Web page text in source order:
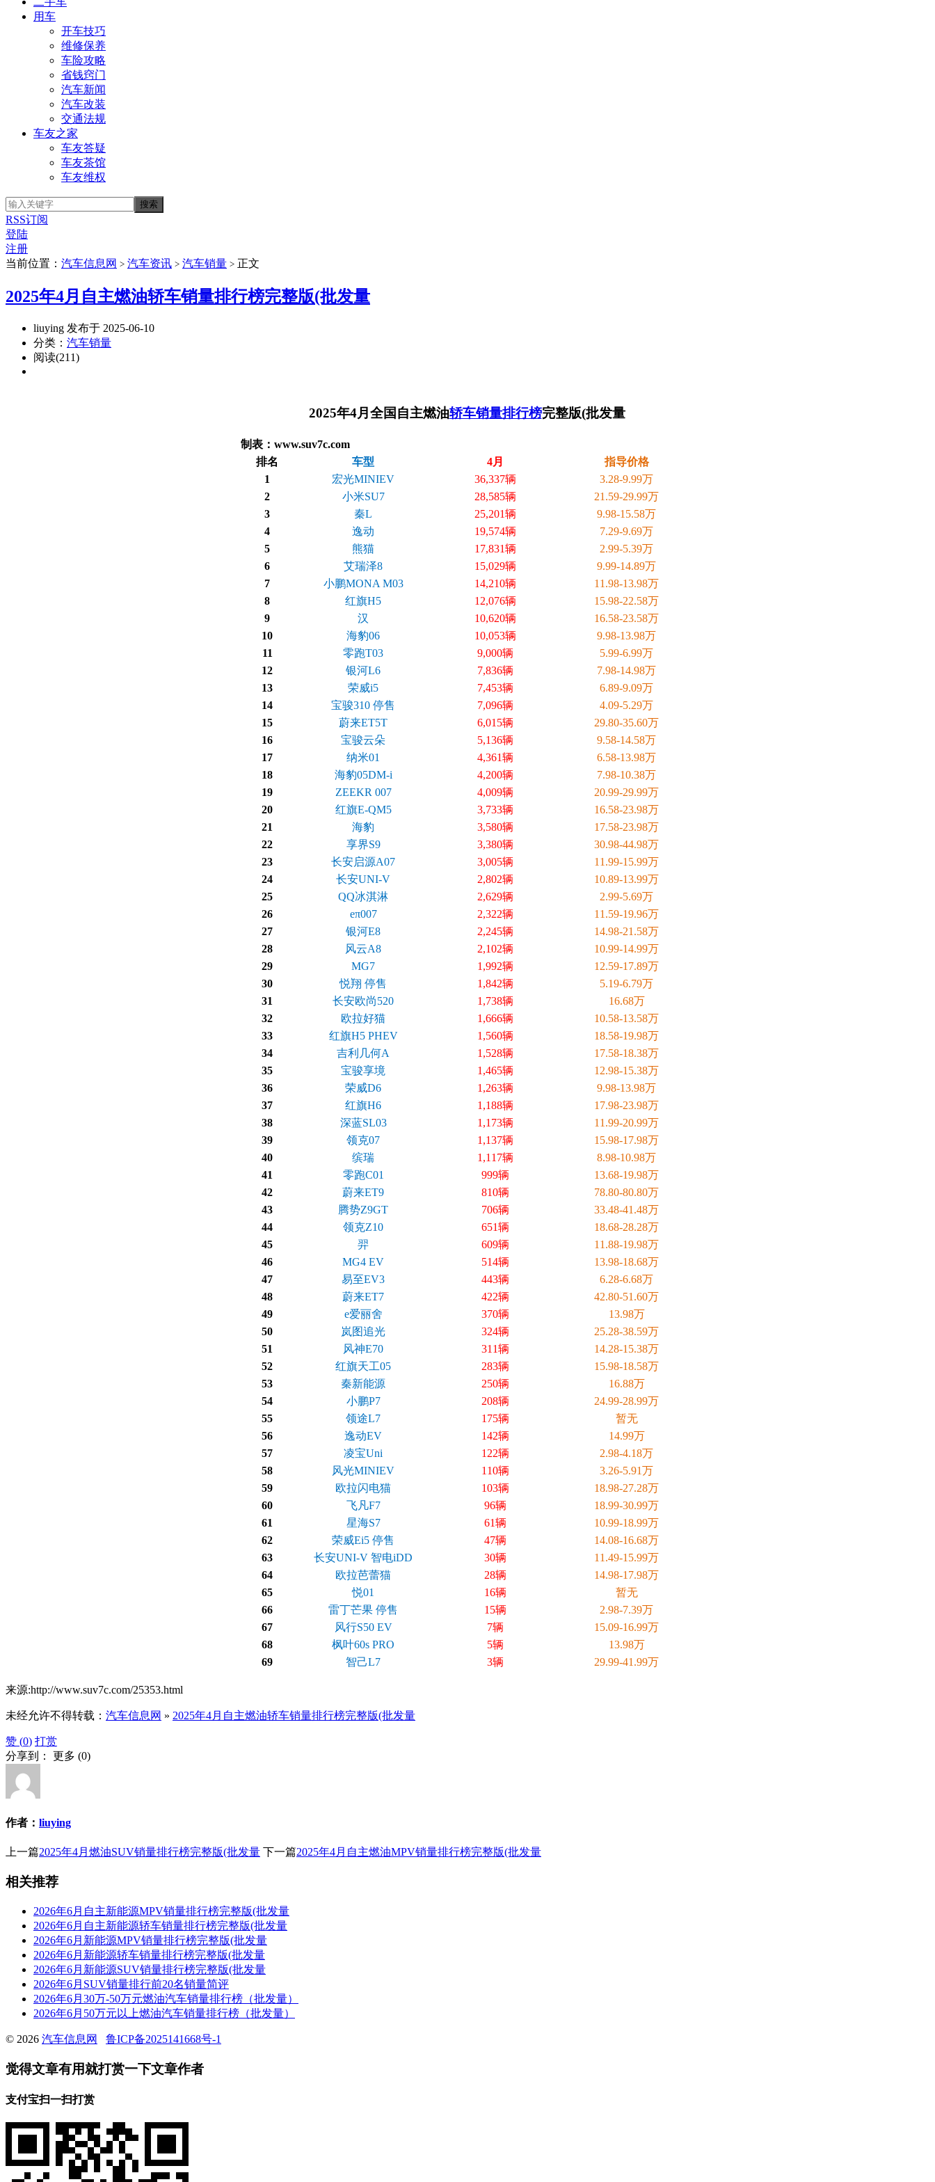
用车
开车技巧
维修保养
车险攻略
省钱窍门
汽车新闻
汽车改装
交通法规
车友之家
车友答疑
车友茶馆
车友维权
RSS订阅
登陆
注册
当前位置： 汽车信息网 > 汽车资讯 > 汽车销量 > 正文
2025年4月自主燃油轿车销量排行榜完整版(批发量
liuying 发布于 2025-06-10
分类： 汽车销量
阅读(211)
2025年4月全国自主燃油轿车销量排行榜完整版(批发量
制表：www.suv7c.com
排名
车型 4月
指导价格
1
宏光MINIEV 36,337辆
3.28-9.99万
2
小米SU7 28,585辆
21.59-29.99万
3
秦L 25,201辆
9.98-15.58万
4
逸动 19,574辆
7.29-9.69万
5
熊猫 17,831辆
2.99-5.39万
6
艾瑞泽8 15,029辆
9.99-14.89万
7
小鹏MONA M03 14,210辆
11.98-13.98万
8
红旗H5 12,076辆
15.98-22.58万
9
汉 10,620辆
16.58-23.58万
10
海豹06 10,053辆
9.98-13.98万
11
零跑T03 9,000辆
5.99-6.99万
12
银河L6 7,836辆
7.98-14.98万
13
荣威i5 7,453辆
6.89-9.09万
14
宝骏310 停售 7,096辆
4.09-5.29万
15
蔚来ET5T 6,015辆
29.80-35.60万
16
宝骏云朵 5,136辆
9.58-14.58万
17
纳米01 4,361辆
6.58-13.98万
18
海豹05DM-i 4,200辆
7.98-10.38万
19
ZEEKR 007 4,009辆
20.99-29.99万
20
红旗E-QM5 3,733辆
16.58-23.98万
21
海豹 3,580辆
17.58-23.98万
22
享界S9 3,380辆
30.98-44.98万
23
长安启源A07 3,005辆
11.99-15.99万
24
长安UNI-V 2,802辆
10.89-13.99万
25
QQ冰淇淋 2,629辆
2.99-5.69万
26
eπ007 2,322辆
11.59-19.96万
27
银河E8 2,245辆
14.98-21.58万
28
风云A8 2,102辆
10.99-14.99万
29
MG7 1,992辆
12.59-17.89万
30
悦翔 停售 1,842辆
5.19-6.79万
31
长安欧尚520 1,738辆
16.68万
32
欧拉好猫 1,666辆
10.58-13.58万
33
红旗H5 PHEV 1,560辆
18.58-19.98万
34
吉利几何A 1,528辆
17.58-18.38万
35
宝骏享境 1,465辆
12.98-15.38万
36
荣威D6 1,263辆
9.98-13.98万
37
红旗H6 1,188辆
17.98-23.98万
38
深蓝SL03 1,173辆
11.99-20.99万
39
领克07 1,137辆
15.98-17.98万
40
缤瑞 1,117辆
8.98-10.98万
41
零跑C01 999辆
13.68-19.98万
42
蔚来ET9 810辆
78.80-80.80万
43
腾势Z9GT 706辆
33.48-41.48万
44
领克Z10 651辆
18.68-28.28万
45
羿 609辆
11.88-19.98万
46
MG4 EV 514辆
13.98-18.68万
47
易至EV3 443辆
6.28-6.68万
48
蔚来ET7 422辆
42.80-51.60万
49
e爱丽舍 370辆
13.98万
50
岚图追光 324辆
25.28-38.59万
51
风神E70 311辆
14.28-15.38万
52
红旗天工05 283辆
15.98-18.58万
53
秦新能源 250辆
16.88万
54
小鹏P7 208辆
24.99-28.99万
55
领途L7 175辆
暂无
56
逸动EV 142辆
14.99万
57
凌宝Uni 122辆
2.98-4.18万
58
风光MINIEV 110辆
3.26-5.91万
59
欧拉闪电猫 103辆
18.98-27.28万
60
飞凡F7 96辆
18.99-30.99万
61
星海S7 61辆
10.99-18.99万
62
荣威Ei5 停售 47辆
14.08-16.68万
63
长安UNI-V 智电iDD 30辆
11.49-15.99万
64
欧拉芭蕾猫 28辆
14.98-17.98万
65
悦01 16辆
暂无
66
雷丁芒果 停售 15辆
2.98-7.39万
67
风行S50 EV 7辆
15.09-16.99万
68
枫叶60s PRO 5辆
13.98万
69
智己L7 3辆 29.99-41.99万
来源:http://www.suv7c.com/25353.html
未经允许不得转载： 汽车信息网 » 2025年4月自主燃油轿车销量排行榜完整版(批发量
赞 (0) 打赏
分享到： 更多 (0)
作者： liuying
上一篇2025年4月燃油SUV销量排行榜完整版(批发量 下一篇2025年4月自主燃油MPV销量排行榜完整版(批发量
相关推荐
2026年6月自主新能源MPV销量排行榜完整版(批发量
2026年6月自主新能源轿车销量排行榜完整版(批发量
2026年6月新能源MPV销量排行榜完整版(批发量
2026年6月新能源轿车销量排行榜完整版(批发量
2026年6月新能源SUV销量排行榜完整版(批发量
2026年6月SUV销量排行前20名销量简评
2026年6月30万-50万元燃油汽车销量排行榜（批发量）
2026年6月50万元以上燃油汽车销量排行榜（批发量）
© 2026 汽车信息网 鲁ICP备2025141668号-1
觉得文章有用就打赏一下文章作者
支付宝扫一扫打赏